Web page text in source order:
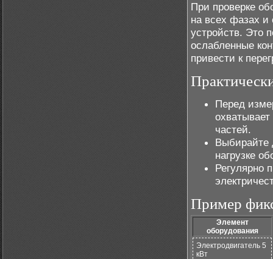
При проверке
на всех фазах и
устройств. Это
ослабленные
привести к
Перед
частей.
Выбирайте
нагрузке
Регулярно
Пример
Элемент
оборудования
Электродвигатель 5
кВт